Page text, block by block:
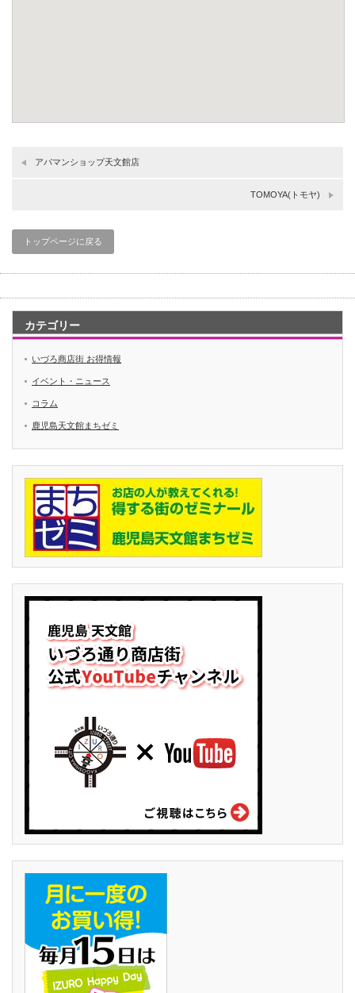
アパマンショップ天文館店
TOMOYA(トモヤ)
トップページに戻る
カテゴリー
いづろ商店街 お得情報
イベント・ニュース
コラム
鹿児島天文館まちゼミ